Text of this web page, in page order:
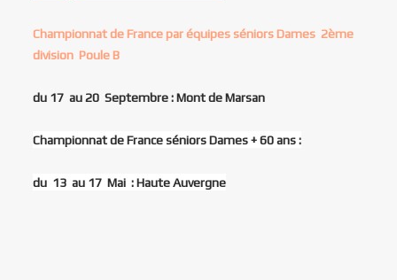
Championnat de France par équipes séniors Dames 2ème
division Poule B
du 17 au 20 Septembre : Mont de Marsan
Championnat de France séniors Dames + 60 ans :
du 13 au 17 Mai : Haute Auvergne